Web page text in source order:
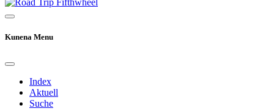
Kunena Menu
Index
Aktuell
Suche